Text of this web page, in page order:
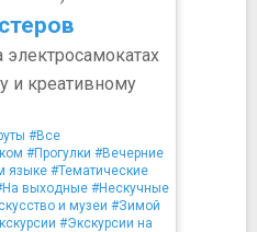
электросамокатах
и креативному
#Все
#Прогулки #Вечерние
языке #Тематические
выходные #Нескучные
и музеи #Зимой
#Экскурсии на